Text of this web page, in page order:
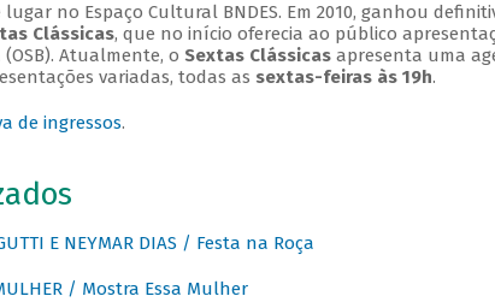
no Espaço Cultural BNDES. Em 2010, ganhou
Clássicas, que no início oferecia ao público
Atualmente, o Sextas Clássicasapresenta uma
variadas, todas as sextas-feiras às 19h.
de ingressos.
E NEYMAR DIAS / Festa na Roça
MULHER / Mostra Essa Mulher